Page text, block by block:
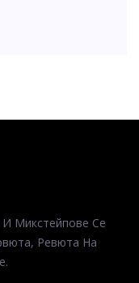
Микстейпове Се
Ревюта На